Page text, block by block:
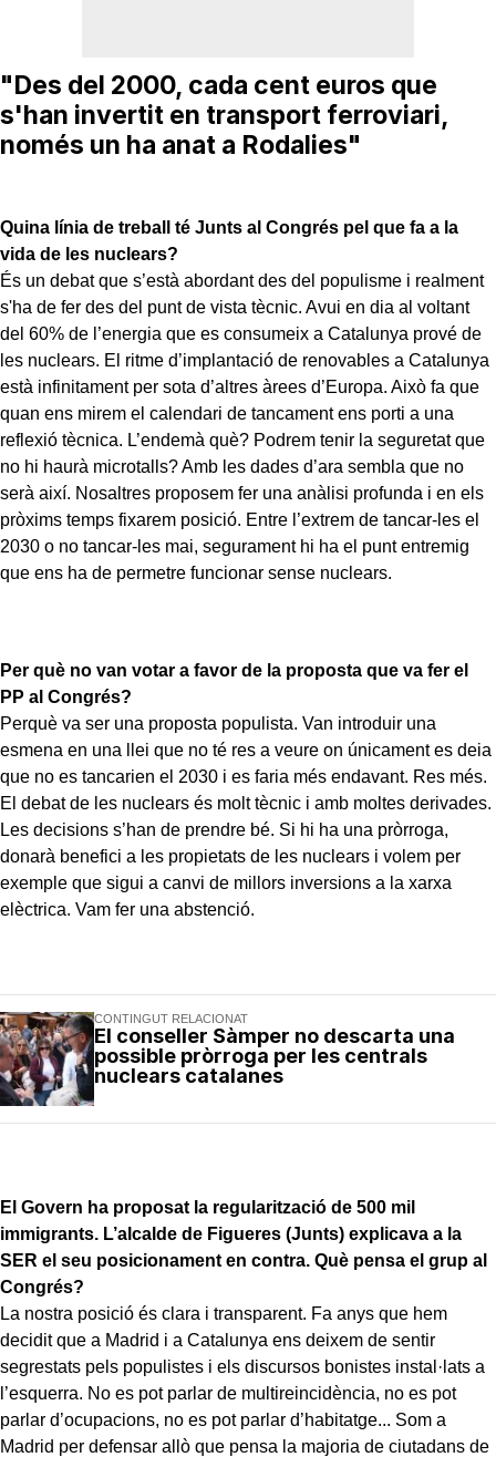
"Des del 2000, cada cent euros que
s'han invertit en transport ferroviari,
només un ha anat a Rodalies"
Quina línia de treball té Junts al Congrés pel que fa a la
vida de les nuclears?
És un debat que s’està abordant des del populisme i realment
s'ha de fer des del punt de vista tècnic. Avui en dia al voltant
del 60% de l’energia que es consumeix a Catalunya prové de
les nuclears. El ritme d’implantació de renovables a Catalunya
està infinitament per sota d’altres àrees d’Europa. Això fa que
quan ens mirem el calendari de tancament ens porti a una
reflexió tècnica. L’endemà què? Podrem tenir la seguretat que
no hi haurà microtalls? Amb les dades d’ara sembla que no
serà així. Nosaltres proposem fer una anàlisi profunda i en els
pròxims temps fixarem posició. Entre l’extrem de tancar-les el
2030 o no tancar-les mai, segurament hi ha el punt entremig
que ens ha de permetre funcionar sense nuclears.
Per què no van votar a favor de la proposta que va fer el
PP al Congrés?
Perquè va ser una proposta populista. Van introduir una
esmena en una llei que no té res a veure on únicament es deia
que no es tancarien el 2030 i es faria més endavant. Res més.
El debat de les nuclears és molt tècnic i amb moltes derivades.
Les decisions s’han de prendre bé. Si hi ha una pròrroga,
donarà benefici a les propietats de les nuclears i volem per
exemple que sigui a canvi de millors inversions a la xarxa
elèctrica. Vam fer una abstenció.
CONTINGUT RELACIONAT
El conseller Sàmper no descarta una
possible pròrroga per les centrals
nuclears catalanes
El Govern ha proposat la regularització de 500 mil
immigrants. L’alcalde de Figueres (Junts) explicava a la
SER el seu posicionament en contra. Què pensa el grup al
Congrés?
La nostra posició és clara i transparent. Fa anys que hem
decidit que a Madrid i a Catalunya ens deixem de sentir
segrestats pels populistes i els discursos bonistes instal·lats a
l’esquerra. No es pot parlar de multireincidència, no es pot
parlar d’ocupacions, no es pot parlar d’habitatge... Som a
Madrid per defensar allò que pensa la majoria de ciutadans de